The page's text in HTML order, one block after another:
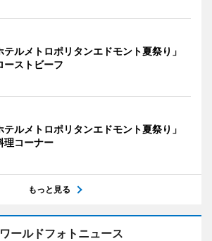
テルメトロポリタンエドモント夏祭り」
ーストビーフ
テルメトロポリタンエドモント夏祭り」
理コーナー
もっと見る
ワールドフォトニュース